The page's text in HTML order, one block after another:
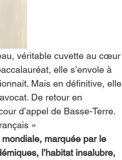
véritable cuvette au cœur
elle s’envole à
Mais en définitive, elle
De retour en
d’appel de Basse-Terre.
»
marquée par le
l’habitat insalubre,